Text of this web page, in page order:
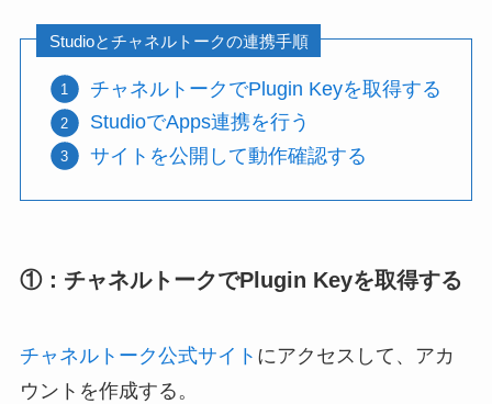
Studioとチャネルトークの連携手順
チャネルトークでPlugin Keyを取得する
StudioでApps連携を行う
サイトを公開して動作確認する
①：チャネルトークでPlugin Keyを取得する
チャネルトーク公式サイト にアクセスして、アカ
ウントを作成する。